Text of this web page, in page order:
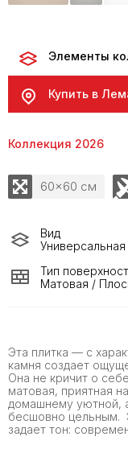
Эта плитка — с
камня создает
Она не кричит о
матовая, приятная
домашнему уютной,
бесшовно цельным.
задает тон:
Элементы
Купить в
Коллекция 2026
60x60 см
Вид
Тип
Матовая /